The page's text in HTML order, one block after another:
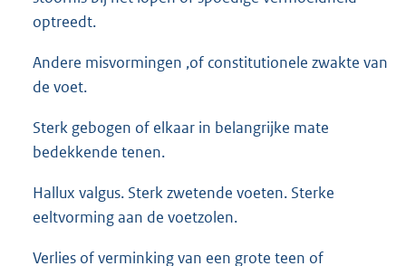
optreedt.
Andere misvormingen ,of constitutionele zwakte van
de voet.
Sterk gebogen of elkaar in belangrijke mate
bedekkende tenen.
Hallux valgus. Sterk zwetende voeten. Sterke
eeltvorming aan de voetzolen.
Verlies of verminking van een grote teen of